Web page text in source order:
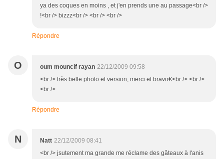
ya des coques en moins , et j'en prends une au passage<br />
!<br /> bizzz<br /> <br /> <br />
Répondre
O oum mouncif rayan 22/12/2009 09:58
<br /> très belle photo et version, merci et bravo€<br /> <br />
<br />
Répondre
N Natt 22/12/2009 08:41
<br /> jsutement ma grande me réclame des gâteaux à l'anis